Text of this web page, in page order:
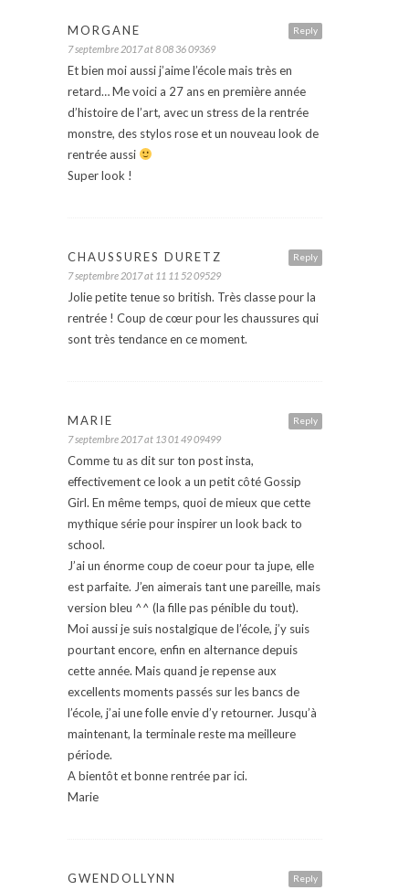
Reply
MORGANE
7 septembre 2017 at 8 08 36 09369
Et bien moi aussi j’aime l’école mais très en
retard… Me voici a 27 ans en première année
d’histoire de l’art, avec un stress de la rentrée
monstre, des stylos rose et un nouveau look de
rentrée aussi
Super look !
Reply
CHAUSSURES DURETZ
7 septembre 2017 at 11 11 52 09529
Jolie petite tenue so british. Très classe pour la
rentrée ! Coup de cœur pour les chaussures qui
sont très tendance en ce moment.
Reply
MARIE
7 septembre 2017 at 13 01 49 09499
Comme tu as dit sur ton post insta,
effectivement ce look a un petit côté Gossip
Girl. En même temps, quoi de mieux que cette
mythique série pour inspirer un look back to
school.
J’ai un énorme coup de coeur pour ta jupe, elle
est parfaite. J’en aimerais tant une pareille, mais
version bleu ^^ (la fille pas pénible du tout).
Moi aussi je suis nostalgique de l’école, j’y suis
pourtant encore, enfin en alternance depuis
cette année. Mais quand je repense aux
excellents moments passés sur les bancs de
l’école, j’ai une folle envie d’y retourner. Jusqu’à
maintenant, la terminale reste ma meilleure
période.
A bientôt et bonne rentrée par ici.
Marie
Reply
GWENDOLLYNN